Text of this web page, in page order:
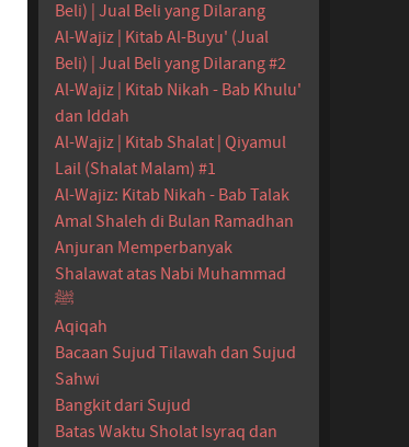
Beli) | Jual Beli yang Dilarang
Al-Wajiz | Kitab Al-Buyu' (Jual
Beli) | Jual Beli yang Dilarang #2
Al-Wajiz | Kitab Nikah - Bab Khulu'
dan Iddah
Al-Wajiz | Kitab Shalat | Qiyamul
Lail (Shalat Malam) #1
Al-Wajiz: Kitab Nikah - Bab Talak
Amal Shaleh di Bulan Ramadhan
Anjuran Memperbanyak
Shalawat atas Nabi Muhammad
ﷺ
Aqiqah
Bacaan Sujud Tilawah dan Sujud
Sahwi
Bangkit dari Sujud
Batas Waktu Sholat Isyraq dan